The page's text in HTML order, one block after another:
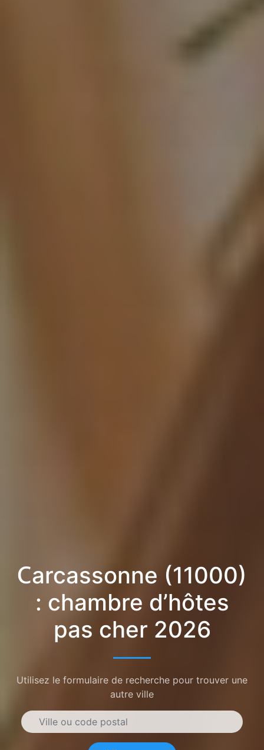
Carcassonne (11000)
: chambre d’hôtes
pas cher 2026
Utilisez le formulaire de recherche pour trouver une
autre ville